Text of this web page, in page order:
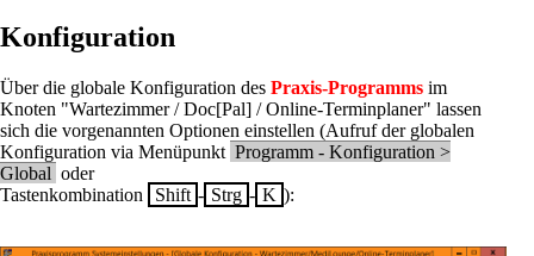
Konfiguration
Über die globale Konfiguration des Praxis-Programms im
Knoten "Wartezimmer / Doc[Pal] / Online-Terminplaner" lassen
sich die vorgenannten Optionen einstellen (Aufruf der globalen
Konfiguration via Menüpunkt Programm - Konfiguration >
Global oder
Tastenkombination
Shift - Strg - K ):